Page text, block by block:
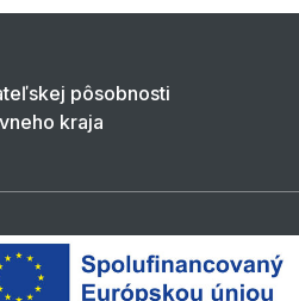
pôsobnosti
kraja